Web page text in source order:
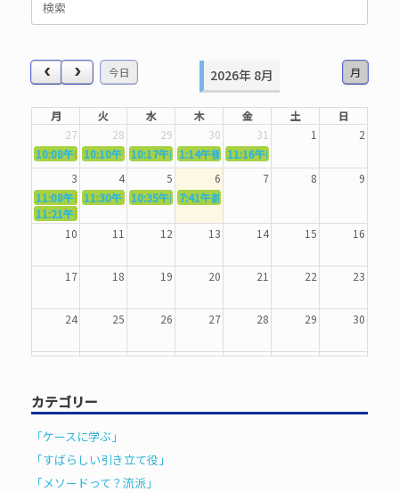
今日 月
2026年 8月
月 火 水 木 金 土
日
27
28 29 30 31 1
2
10:08午前
5362．～国語力を〜
10:10午前5363．～自信を〜
10:17午前 5364．～信じて待つ〜
1:14午後 5365．～計画的に〜
11:16午前
3
4 5 6 7 8
9
11:08午前
5367．～機能を育てる〜
11:30午前5369．～歌唱造形〜
10:35午前 5370．～バランスを〜
7:41午前
11:21午前
10
11 12 13 14 15 16
17 18 19 20 21 22 23
24 25 26 27 28 29 30
31 1 2 3 4 5 6
カテゴリー
「ケースに学ぶ」
「すばらしい引き立て役」
「メソードって？流派」